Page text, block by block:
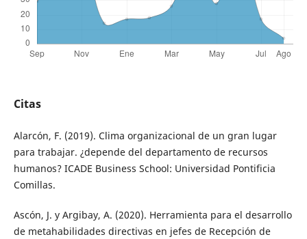
Citas
Alarcón, F. (2019). Clima organizacional de un gran lugar
para trabajar. ¿depende del departamento de recursos
humanos? ICADE Business School: Universidad Pontificia
Comillas.
Ascón, J. y Argibay, A. (2020). Herramienta para el desarrollo
de metahabilidades directivas en jefes de Recepción de